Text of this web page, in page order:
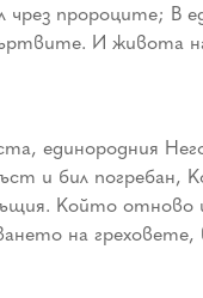
пророците; В
И живота
единородния
и бил погребан,
Който
на